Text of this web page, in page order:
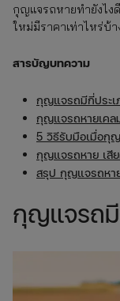
กุญแจรถหายทำยังไง
ใหม่มีราคาเท่าไหร่บ้
สารบัญบทความ
กุญแจรถมีกี่ประเ
กุญแจรถหายเคล
5 วิธีรับมือเมื่อกุ
กุญแจรถหาย เสีย
สรุป กุญแจรถหา
กุญแจรถมี